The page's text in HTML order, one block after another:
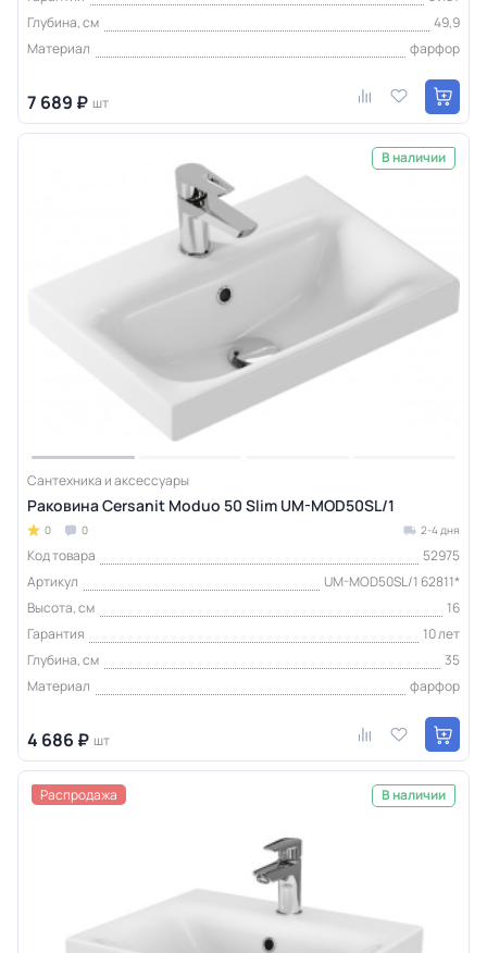
Глубина, см
49,9
Материал
фарфор
7 689 ₽ шт
В наличии
Сантехника и аксессуары
Раковина Cersanit Moduo 50 Slim UM-MOD50SL/1
0 0 2-4 дня
Код товара
52975
Артикул
UM-MOD50SL/1 62811*
Высота, см
16
Гарантия
10 лет
Глубина, см
35
Материал
фарфор
4 686 ₽ шт
Распродажа В наличии